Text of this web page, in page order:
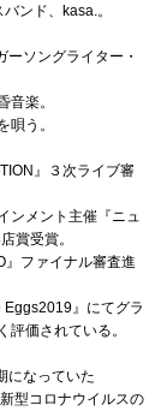
ンド、kasa.。
ソングライター・
音楽。
唄う。
』３次ライブ審
ンメント主催『ニュ
賞受賞。
ファイナル審査進
』にてグラ
価されている。
になっていた
型コロナウイルスの